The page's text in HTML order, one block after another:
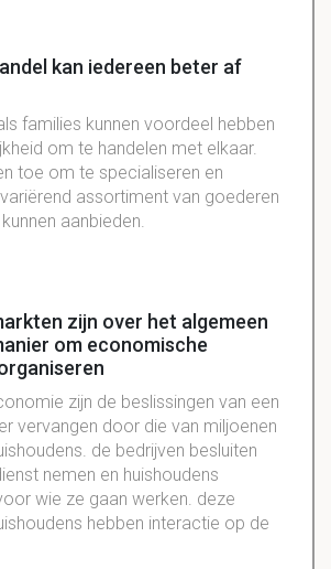
kan iedereen beter af
families kunnen voordeel hebben
om te handelen met elkaar.
toe om te specialiseren en
assortiment van goederen
aanbieden.
zijn over het algemeen
om economische
zijn de beslissingen van een
vervangen door die van miljoenen
de bedrijven besluiten
nemen en huishoudens
wie ze gaan werken. deze
hebben interactie op de